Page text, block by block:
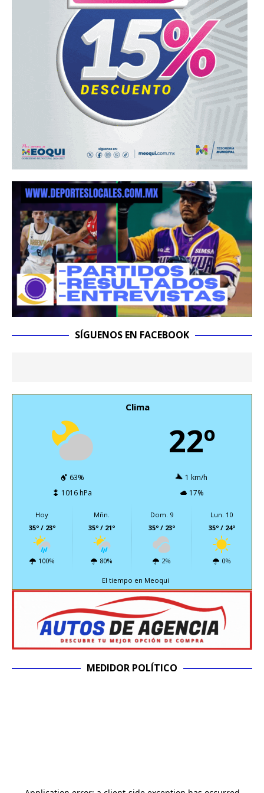
SÍGUENOS EN FACEBOOK
Clima
22º
63%
1 km/h
1016 hPa
17%
Hoy
35º / 23º
100%
Mñn.
35º / 21º
80%
Dom. 9
35º / 23º
2%
Lun. 10
35º / 24º
0%
El tiempo en Meoqui
MEDIDOR POLÍTICO